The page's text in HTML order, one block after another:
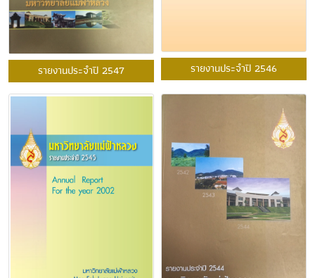
รายงานประจำปี 2547 รายงานประจำปี 2546